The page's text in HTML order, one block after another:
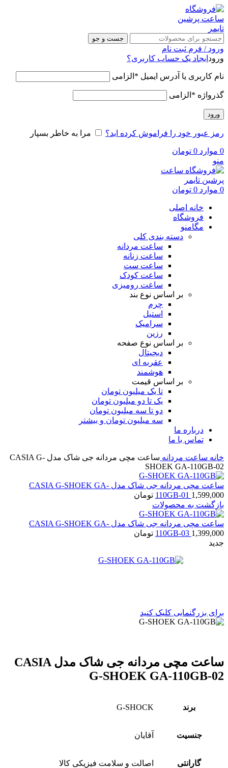
جست و جو
ورود / فرم ثبت نام
ورود ایجاد یک حساب کاربری؟
نام کاربری یا آدرس ایمیل * الزامی
گذرواژه * الزامی
ورود
رمز عبور خود را فراموش کرده اید؟ مرا به خاطر بسپار
0 موارد 0 تومان
منو
0 موارد 0 تومان
خانه اصلی
فروشگاه
مگامنو
دسته بندی کلی
ساعت مردانه
ساعت زنانه
ساعت ست
ساعت کودک
ساعت رومیزی
بر اساس نوع بند
چرم
استیل
سرامیک
رزین
بر اساس نوع صفحه
دیجیتال
عقربه ای
هوشمند
بر اساس قیمت
تا یک میلیون تومان
یک تا دو میلیون تومان
دو تا سه میلیون تومان
سه میلیون تومان و بیشتر
درباره ما
تماس با ما
خانه ساعت مردانه
ساعت مچی مردانه جی شاک مدل CASIA G-
SHOEK GA-110GB-02
ساعت مچی مردانه جی شاک مدل CASIA G-SHOEK GA-
110GB-01 1,599,000
تومان
بازگشت به محصولات
ساعت مچی مردانه جی شاک مدل CASIA G-SHOEK GA-
110GB-03 1,399,000
تومان
جدید
برای بزرگنمایی کلیک کنید
ساعت مچی مردانه جی شاک مدل CASIA
G-SHOEK GA-110GB-02
برند G-SHOCK
جنسیت آقایان
گارانتی اصالت و سلامت فیزیکی کالا